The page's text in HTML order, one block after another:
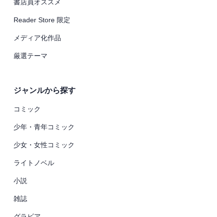
書店員オススメ
Reader Store 限定
メディア化作品
厳選テーマ
ジャンルから探す
コミック
少年・青年コミック
少女・女性コミック
ライトノベル
小説
雑誌